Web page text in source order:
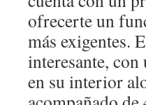
ofrecerte un
más exigentes.
interesante,
en su interior